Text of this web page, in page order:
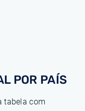
POR PAÍS
tabela com